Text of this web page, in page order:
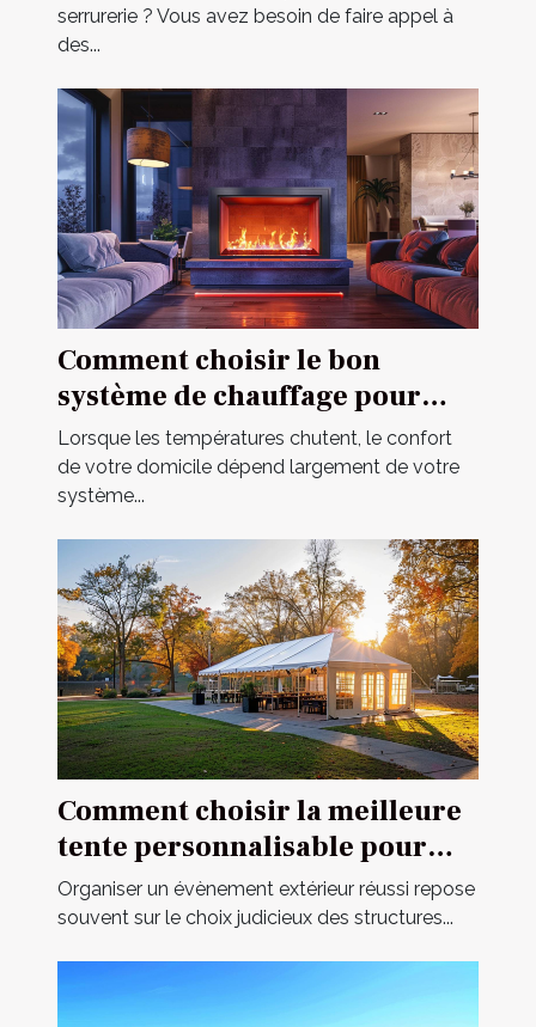
serrurerie ? Vous avez besoin de faire appel à
des...
Comment choisir le bon
système de chauffage pour
votre domicile
Lorsque les températures chutent, le confort
de votre domicile dépend largement de votre
système...
Comment choisir la meilleure
tente personnalisable pour
votre événement
Organiser un évènement extérieur réussi repose
souvent sur le choix judicieux des structures...